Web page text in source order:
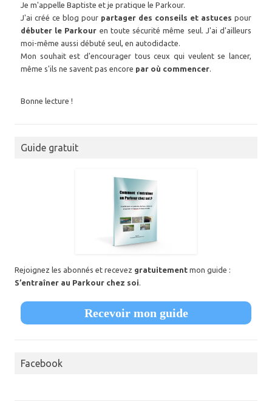
Je m'appelle Baptiste et je pratique le Parkour.
J'ai créé ce blog pour partager des conseils et astuces pour
débuter le Parkour en toute sécurité même seul. J'ai d'ailleurs
moi-même aussi débuté seul, en autodidacte.
Mon souhait est d'encourager tous ceux qui veulent se lancer,
même s'ils ne savent pas encore par où commencer.
Bonne lecture !
Guide gratuit
Rejoignez les abonnés et recevez gratuitement mon guide :
S’entraîner au Parkour chez soi.
Recevoir mon guide
Facebook